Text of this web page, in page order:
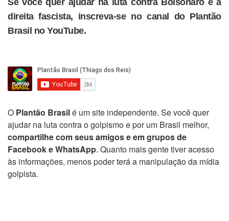
Se você quer ajudar na luta contra Bolsonaro e a
direita fascista, inscreva-se no canal do Plantão
Brasil no YouTube.
O Plantão Brasilé um site independente. Se você quer
ajudar na luta contra o golpismo e por um Brasil melhor,
compartilhe com seus amigos e em grupos de
Facebook e WhatsApp. Quanto mais gente tiver acesso
às informações, menos poder terá a manipulação da mídia
golpista.